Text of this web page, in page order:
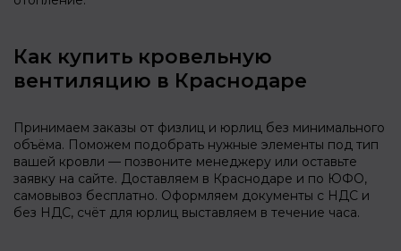
Как купить кровельную
вентиляцию в Краснодаре
Принимаем заказы от физлиц и юрлиц без минимального
объёма. Поможем подобрать нужные элементы под тип
вашей кровли — позвоните менеджеру или оставьте
заявку на сайте. Доставляем в Краснодаре и по ЮФО,
самовывоз бесплатно. Оформляем документы с НДС и
без НДС, счёт для юрлиц выставляем в течение часа.